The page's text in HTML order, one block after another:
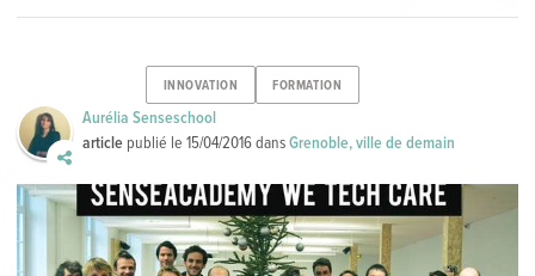
INNOVATION FORMATION
Aurélia Senseschool
article publié le15/04/2016dansGrenoble, ville de demain